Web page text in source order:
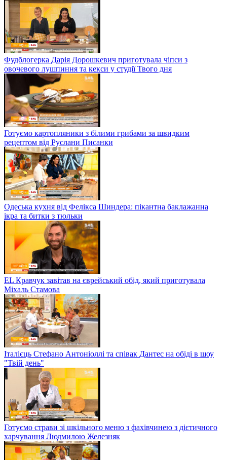
Фудблогерка Дарія Дорошкевич приготувала чіпси з
овочевого лушпиння та кекси у студії Твого дня
Готуємо картопляники з білими грибами за швидким
рецептом від Руслани Писанки
Одеська кухня від Фелікса Шиндера: пікантна баклажанна
ікра та битки з тюльки
EL Кравчук завітав на єврейський обід, який приготувала
Міхаль Стамова
Італієць Стефано Антоніоллі та співак Дантес на обіді в шоу
"Твій день"
Готуємо страви зі шкільного меню з фахівчинею з дієтичного
харчування Людмилою Железняк